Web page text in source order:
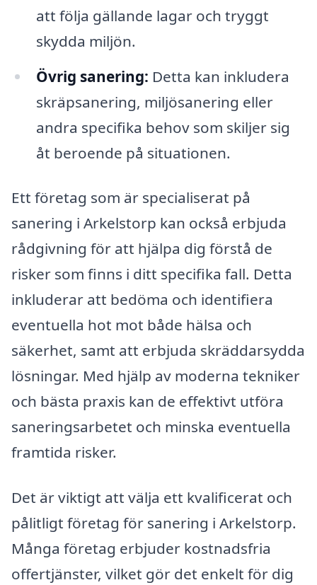
att följa gällande lagar och tryggt
skydda miljön.
Övrig sanering: Detta kan inkludera
skräpsanering, miljösanering eller
andra specifika behov som skiljer sig
åt beroende på situationen.
Ett företag som är specialiserat på
sanering i Arkelstorp kan också erbjuda
rådgivning för att hjälpa dig förstå de
risker som finns i ditt specifika fall. Detta
inkluderar att bedöma och identifiera
eventuella hot mot både hälsa och
säkerhet, samt att erbjuda skräddarsydda
lösningar. Med hjälp av moderna tekniker
och bästa praxis kan de effektivt utföra
saneringsarbetet och minska eventuella
framtida risker.
Det är viktigt att välja ett kvalificerat och
pålitligt företag för sanering i Arkelstorp.
Många företag erbjuder kostnadsfria
offertjänster, vilket gör det enkelt för dig